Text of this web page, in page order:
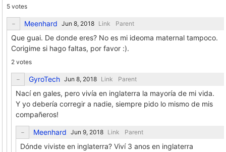
5 votes
Meenhard Link Parent
Que guai. De donde eres? No es mi ideoma maternal tampoco.
Corigime si hago faltas, por favor :).
2 votes
GyroTech Link Parent
Nací en gales, pero vivía en inglaterra la mayoría de mi vida.
Y yo debería corregir a nadie, siempre pido lo mismo de mis
compañeros!
Meenhard Link Parent
Dónde viviste en inglaterra? Viví 3 anos en inglaterra